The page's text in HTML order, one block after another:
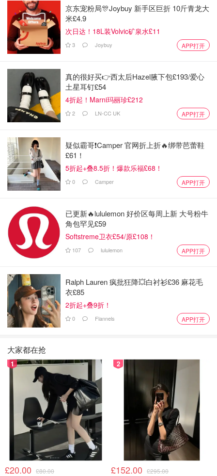
京东宠粉局🎊Joybuy 新手区巨折 10斤青龙大
米£4.9
次日达！18L装Volvic矿泉水£11
3 Joybuy APP打开
真的很好买👉西太后Hazel腋下包£193/爱心
土星耳钉£54
4折起！Marni玛丽珍£212
2 LN-CC UK APP打开
疑似霸哥❗️Camper 官网折上折🔥绑带芭蕾鞋
£61！
5折起+叠8.5折！爆款乐福£68！
0 Camper APP打开
已更新🔥lululemon 好价区每周上新 大号粉牛
角包罕见£59
Softstreme卫衣£54/原£108！
107 lululemon APP打开
Ralph Lauren 疯批狂降💥白衬衫£36 麻花毛
衣£85
2折起+叠9折！
0 Flannels APP打开
大家都在抢
1
£20.00 £80.00
2
£152.00 £295.00